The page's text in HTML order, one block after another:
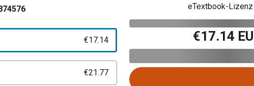
€17.14
€21.77
eTextbook-Lizenz
€17.14